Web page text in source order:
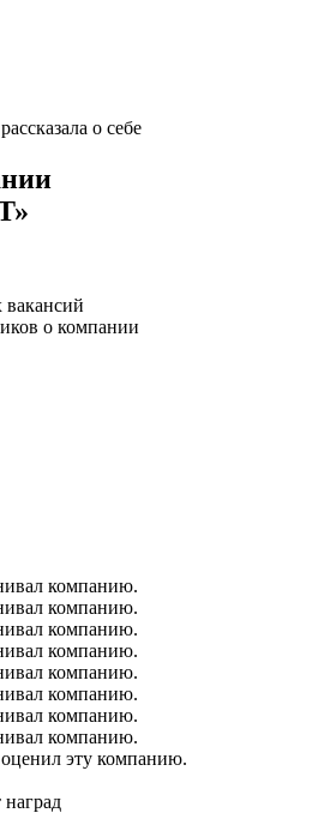
о себе
о компании
компанию.
компанию.
компанию.
компанию.
компанию.
компанию.
компанию.
компанию.
эту компанию.